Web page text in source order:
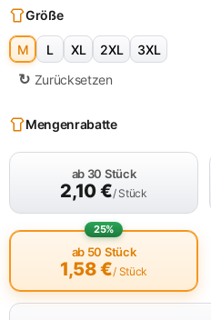
Größe
M L XL 2XL
3XL
Zurücksetzen
Mengenrabatte
ab 30 Stück
2,10€/ Stück
ab 50 Stück
1,58€/ Stück
25%